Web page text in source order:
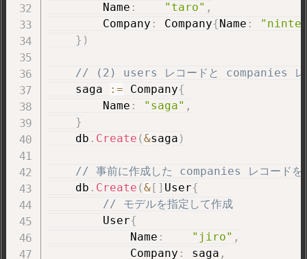
        Name
: "taro" ,
        Company
: Company{ Name :
} )
// (2) users レコードと companies レコ
    saga
:= Company{
        Name
: "saga" ,
}
    db
. Create (&saga )
// 事前に作成した companies レコードを
    db
. Create (&[ ] User{
// モデルを指定して作成
        User
{
            Name
: "jiro" ,
            Company
: saga ,